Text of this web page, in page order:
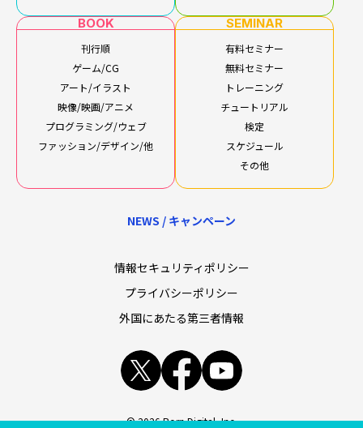
BOOK
刊行順
ゲーム/CG
アート/イラスト
映像/映画/アニメ
プログラミング/ウェブ
ファッション/デザイン/他
SEMINAR
有料セミナー
無料セミナー
トレーニング
チュートリアル
検定
スケジュール
その他
NEWS / キャンペーン
情報セキュリティポリシー
プライバシーポリシー
外国にあたる第三者情報
x facebook
© 2026 Born Digital, Inc.